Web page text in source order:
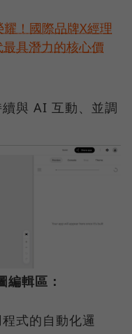
！國際品牌X經理
具潛力的核心價
與 AI 互動、並調
編輯區：
式的自動化邏